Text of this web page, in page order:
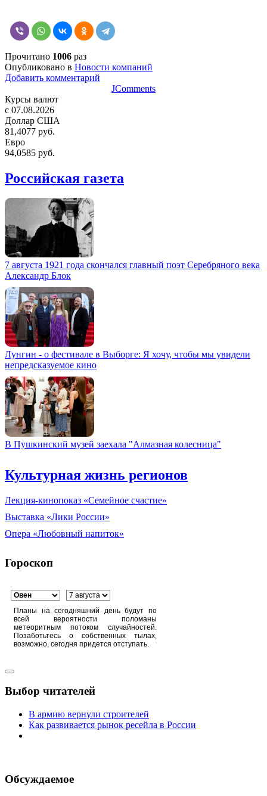
Прочитано 1006 раз
Опубликовано в Новости компаний
Добавить комментарий
JComments
Курсы валют
c 07.08.2026
Доллар США
81,4077 руб.
Евро
94,0585 руб.
Российская газета
7 августа 1921 года скончался главный поэт Серебряного века
Александр Блок
Лунгин - о фестивале в Выборге: Я хочу, чтобы мы увидели
непредсказуемое кино
В Пушкинский музей заехала "Алмазная колесница"
Культурная жизнь регионов
Лекция-кинопоказ «Семейное счастие»
Выставка «Лики России»
Опера «Любовный напиток»
Гороскоп
Планы на сегодняшний день будут по
всей вероятности поломаны
метеоритным потоком случайностей.
Позаботьтесь о собственных тылах,
возможно, сегодня придется отступать.
Выбор читателей
В армию вернули строителей
Как развивается рынок ресейла в России
Обсуждаемое